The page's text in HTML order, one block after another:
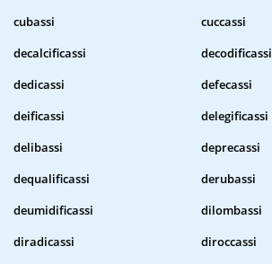
cubassi
cuccassi
decalcificassi
decodificassi
dedicassi
defecassi
deificassi
delegificassi
delibassi
deprecassi
dequalificassi
derubassi
deumidificassi
dilombassi
diradicassi
diroccassi